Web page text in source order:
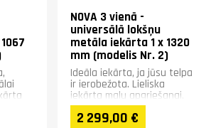
NOVA 3 vienā -
universālā lokšņu
metāla iekārta 1 x 1320
mm (modelis Nr. 2)
Ideāla iekārta, ja jūsu telpa
ir ierobežota. Lieliska
iekārta malu apgriešanai,
noapaļošanai un griešanai.
2 299,00 €